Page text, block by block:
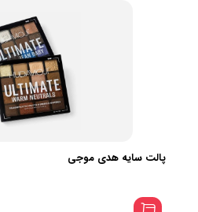
پالت سایه هدی موجی